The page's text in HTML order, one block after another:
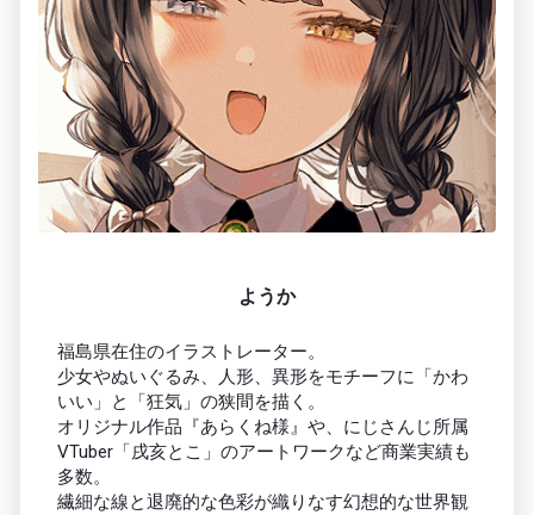
ようか
福島県在住のイラストレーター。
少女やぬいぐるみ、人形、異形をモチーフに「かわ
いい」と「狂気」の狭間を描く。
オリジナル作品『あらくね様』や、にじさんじ所属
VTuber「戌亥とこ」のアートワークなど商業実績も
多数。
繊細な線と退廃的な色彩が織りなす幻想的な世界観